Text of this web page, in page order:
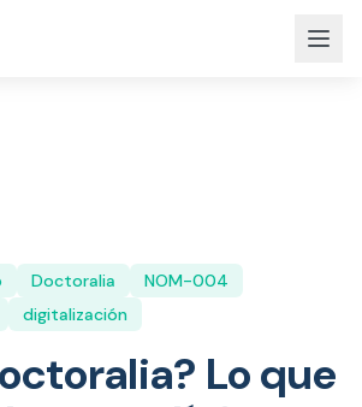
Doctoralia
NOM-004
digitalización
Lo que